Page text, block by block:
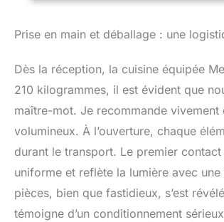
Prise en main et déballage : une
Dès la réception, la cuisine équipée
210 kilogrammes, il est évident que
maître-mot. Je recommande
volumineux. À l’ouverture, chaque
durant le transport. Le premier
uniforme et reflète la lumière avec une
pièces, bien que fastidieux, s’est
témoigne d’un conditionnement